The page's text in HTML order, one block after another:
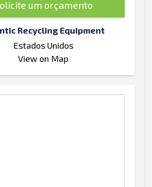
um orçamento
Recycling Equipment
Estados Unidos
View on Map